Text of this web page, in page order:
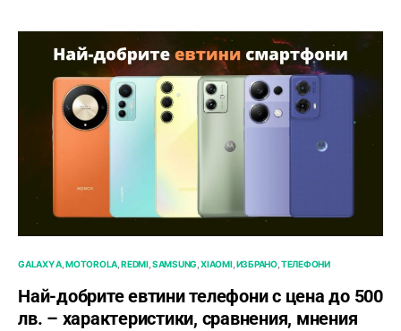
GALAXY A MOTOROLA REDMI SAMSUNG XIAOMI ИЗБРАНО ТЕЛЕФОНИ
Най-добрите евтини телефони с ценa до 500
лв. – характeристики, сравнения, мнения